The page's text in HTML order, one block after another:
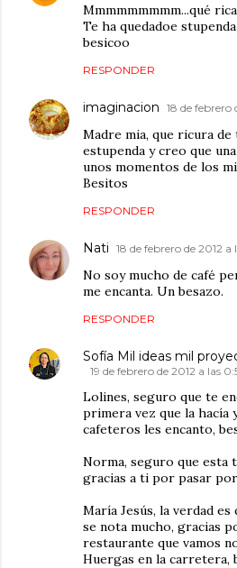
Mmmmmmmmm...qué
Te ha quedadoe
besicoo
RESPONDER
imaginacion 18 de febrero
Madre mia, que ricura
estupenda y creo que
unos momentos de los
Besitos
RESPONDER
Nati 18 de febrero de 2012 a
No soy mucho de café
me encanta. Un besazo.
RESPONDER
Sofía Mil ideas mil
19 de febrero de 2012 a las
Lolines, seguro que te
primera vez que la hacía
cafeteros les encanto,
Norma, seguro que esta
gracias a ti por pasar
María Jesús, la verdad
se nota mucho, gracias
restaurante que vamos
Huergas en la carretera,